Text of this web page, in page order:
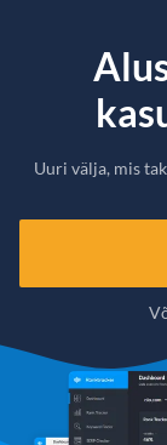
Uuri välja, mis